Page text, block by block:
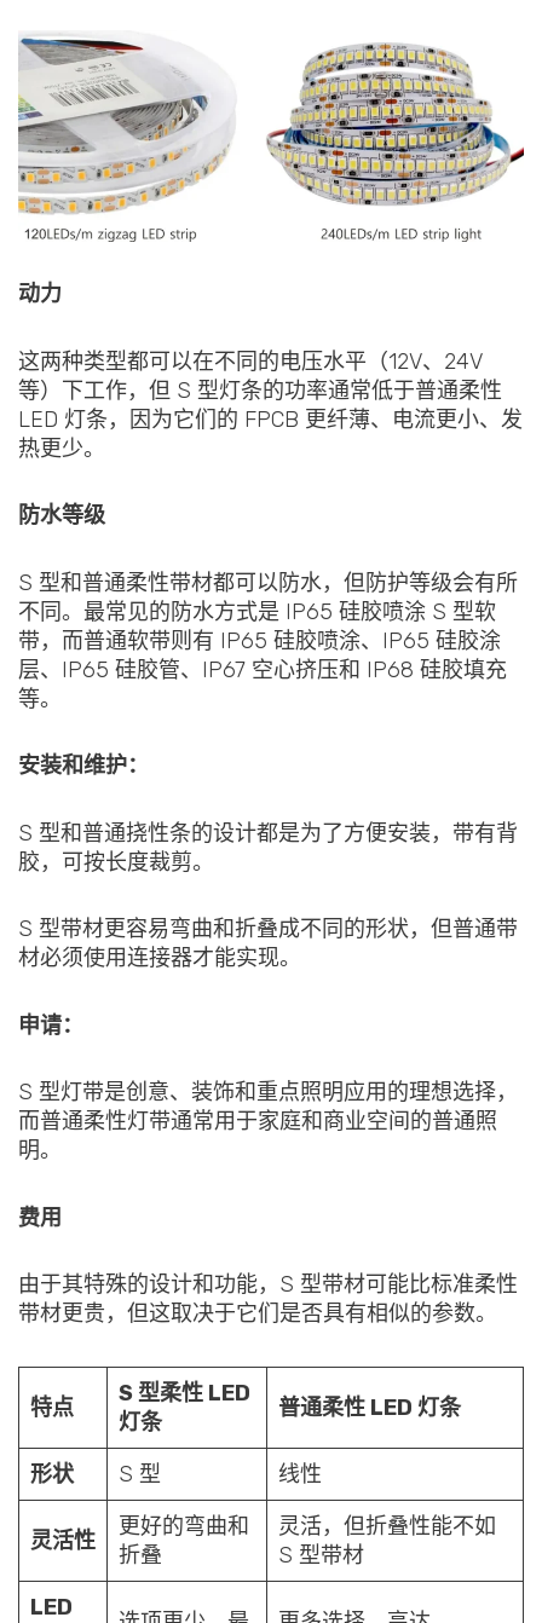
动力
这两种类型都可以在不同的电压水平（12V、24V
等）下工作，但 S 型灯条的功率通常低于普通柔性
LED 灯条，因为它们的 FPCB 更纤薄、电流更小、发
热更少。
防水等级
S 型和普通柔性带材都可以防水，但防护等级会有所
不同。最常见的防水方式是 IP65 硅胶喷涂 S 型软
带，而普通软带则有 IP65 硅胶喷涂、IP65 硅胶涂
层、IP65 硅胶管、IP67 空心挤压和 IP68 硅胶填充
等。
安装和维护：
S 型和普通挠性条的设计都是为了方便安装，带有背
胶，可按长度裁剪。
S 型带材更容易弯曲和折叠成不同的形状，但普通带
材必须使用连接器才能实现。
申请：
S 型灯带是创意、装饰和重点照明应用的理想选择，
而普通柔性灯带通常用于家庭和商业空间的普通照
明。
费用
由于其特殊的设计和功能，S 型带材可能比标准柔性
带材更贵，但这取决于它们是否具有相似的参数。
特点
S 型柔性 LED
灯条
普通柔性 LED 灯条
形状 S 型 线性
灵活性
更好的弯曲和
折叠
灵活，但折叠性能不如
S 型带材
LED